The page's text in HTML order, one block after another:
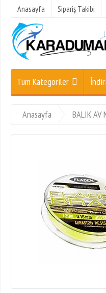
Anasayfa Sipariş Takibi
Tüm Kategoriler
Anasayfa BALIK AV